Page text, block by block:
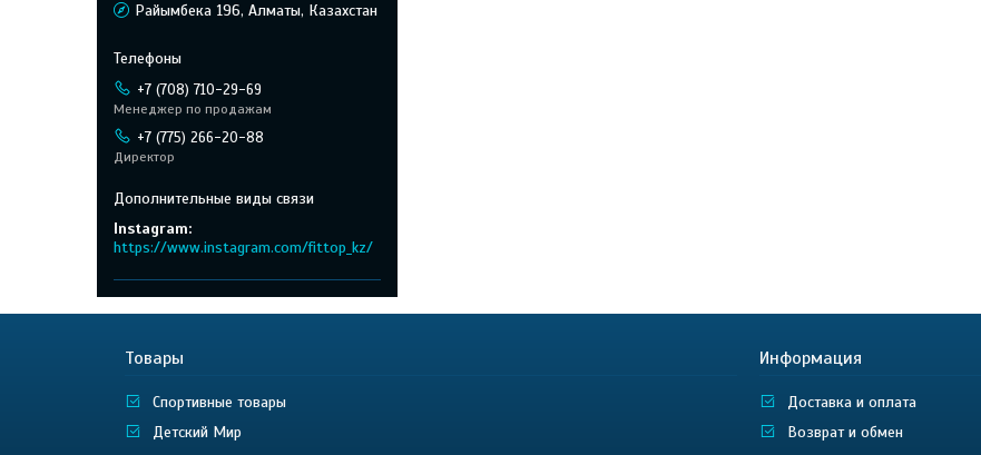
Райымбека 196, Алматы, Казахстан
+7 (708) 710-29-69
Менеджер по продажам
+7 (775) 266-20-88
Директор
Instagram
https://www.instagram.com/fittop_kz/
Товары
Спортивные товары
Детский Мир
Информация
Доставка и оплата
Возврат и обмен